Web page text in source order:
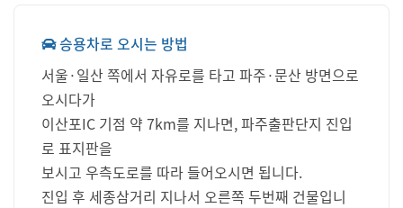
승용차로 오시는 방법
서울·일산 쪽에서 자유로를 타고 파주·문산 방면으로
오시다가
이산포IC 기점 약 7km를 지나면, 파주출판단지 진입
로 표지판을
보시고 우측도로를 따라 들어오시면 됩니다.
진입 후 세종삼거리 지나서 오른쪽 두번째 건물입니